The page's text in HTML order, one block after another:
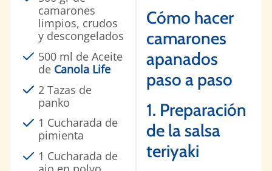
Cómo hacer
camarones
apanados
paso a paso
1. Preparación
de la salsa
teriyaki
camarones
limpios, crudos
y descongelados
500 ml de Aceite
de Canola Life
2 Tazas de
panko
1 Cucharada de
pimienta
1 Cucharada de